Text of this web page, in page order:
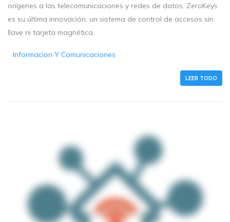
orígenes a las telecomunicaciones y redes de datos. ZeroKeys
es su última innovación, un sistema de control de accesos sin
llave ni tarjeta magnética.
Informacion Y Comunicaciones
LEER TODO